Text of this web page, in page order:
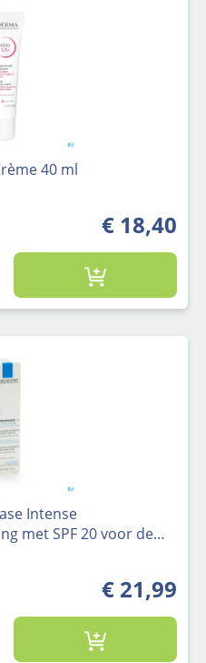
40 ml
€ 18,40
Intense
met SPF 20 voor de
€ 21,99